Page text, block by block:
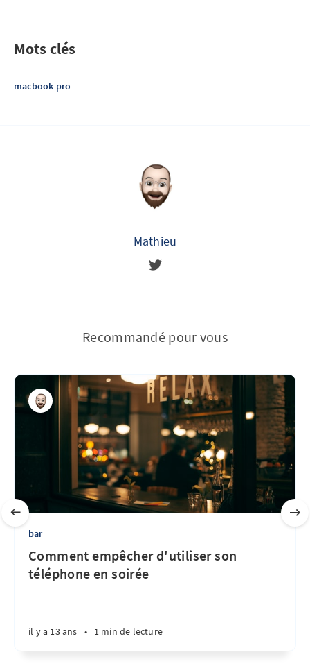
Mots clés
macbook pro
Mathieu
Recommandé pour vous
bar
Comment empêcher d'utiliser son
téléphone en soirée
il y a 13 ans • 1 min de lecture